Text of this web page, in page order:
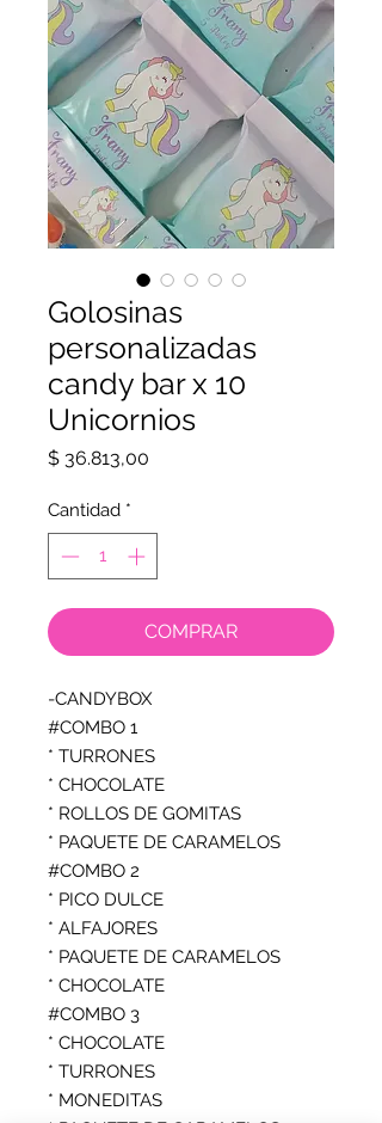
Golosinas
personalizadas
candy bar x 10
Unicornios
$ 36.813,00
Cantidad *
COMPRAR
-CANDYBOX
#COMBO 1
* TURRONES
* CHOCOLATE
* ROLLOS DE GOMITAS
* PAQUETE DE CARAMELOS
#COMBO 2
* PICO DULCE
* ALFAJORES
* PAQUETE DE CARAMELOS
* CHOCOLATE
#COMBO 3
* CHOCOLATE
* TURRONES
* MONEDITAS